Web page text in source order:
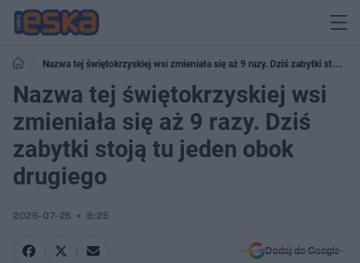
Nazwa tej świętokrzyskiej wsi zmieniała się aż 9 razy. Dziś zabytki stoją tu
jeden obok drugiego
Nazwa tej świętokrzyskiej wsi
zmieniała się aż 9 razy. Dziś
zabytki stoją tu jeden obok
drugiego
2026-07-25 8:25
Dodaj do Google